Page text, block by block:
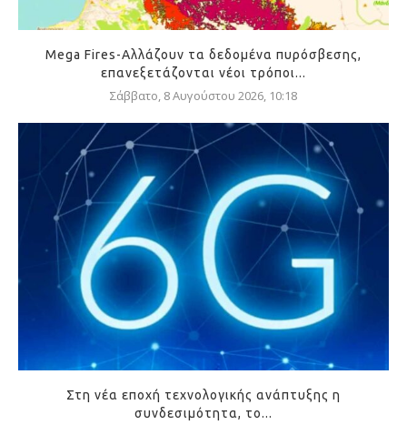
Mega Fires-Αλλάζουν τα δεδομένα πυρόσβεσης,
επανεξετάζονται νέοι τρόποι...
Σάββατο, 8 Αυγούστου 2026, 10:18
Στη νέα εποχή τεχνολογικής ανάπτυξης η
συνδεσιμότητα, το...